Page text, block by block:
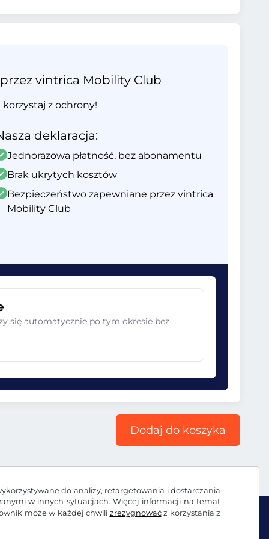
do analizy, retargetowania i dostarczania
w innych sytuacjach. Więcej informacji na temat
może w każdej chwili zrezygnowaćz korzystania z
vintrica Mobility Club
z ochrony!
deklaracja:
Jednorazowa płatność, bez abonamentu
Brak ukrytych kosztów
Bezpieczeństwo zapewniane przez vintrica
Mobility Club
się automatycznie po tym okresie bez
Dodaj do koszyka